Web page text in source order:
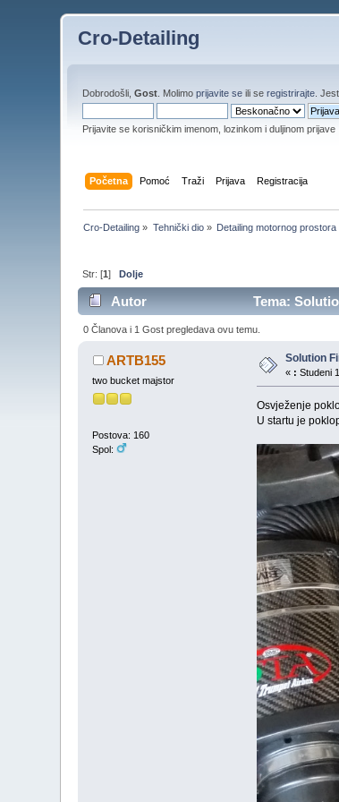
Cro-Detailing
Dobrodošli,Gost . Molimoprijavite se ili seregistrirajte .
Prijavite se korisničkim imenom, lozinkom i duljinom prijave
Početna Pomoć Traži Prijava Registracija
Cro-Detailing » Tehnički dio» Detailing motornog prostora
Str: [1]Dolje
Autor Tema:
0 Članova i 1 Gost pregledava ovu temu.
ARTB155
two bucket majstor
Postova: 160
Spol:
Solution
« : Studeni
Osvježenje
U startu je